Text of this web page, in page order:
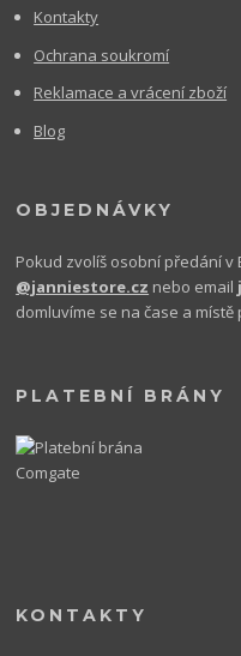
Kontakty
Ochrana soukromí
Reklamace a vrácení zboží
Blog
OBJEDNÁVKY
Pokud zvolíš osobní předání v
@janniestore.cz nebo email
domluvíme se na čase a
PLATEBNÍ BRÁNY
KONTAKTY